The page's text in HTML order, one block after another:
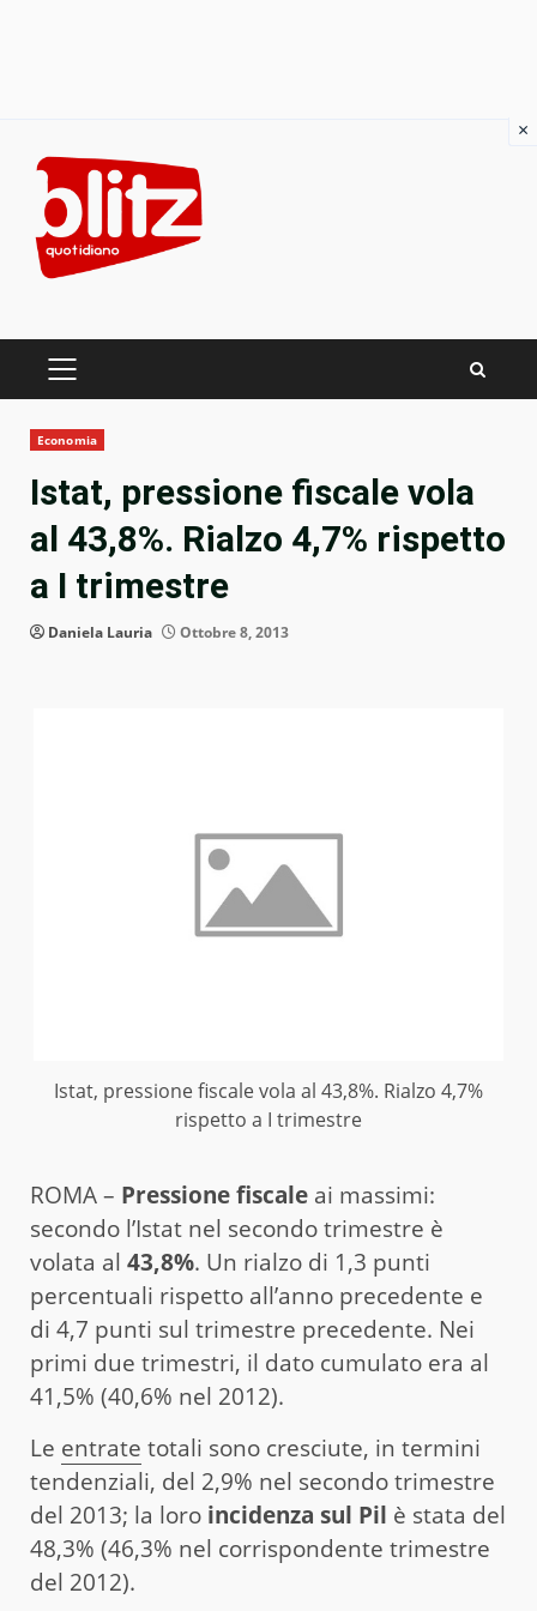
content
PRIMARY
Economia
Istat, pressione fiscale vola
al 43,8%. Rialzo 4,7% rispetto
a I trimestre
Daniela Lauria Ottobre 8, 2013
Istat, pressione fiscale vola al 43,8%. Rialzo 4,7%
rispetto a I trimestre
ROMA – Pressione fiscale ai massimi:
secondo l’Istat nel secondo trimestre è
volata al 43,8%. Un rialzo di 1,3 punti
percentuali rispetto all’anno precedente e
di 4,7 punti sul trimestre precedente. Nei
primi due trimestri, il dato cumulato era al
41,5% (40,6% nel 2012).
Le entrate totali sono cresciute, in termini
tendenziali, del 2,9% nel secondo trimestre
del 2013; la loro incidenza sul Pil è stata del
48,3% (46,3% nel corrispondente trimestre
del 2012).
×